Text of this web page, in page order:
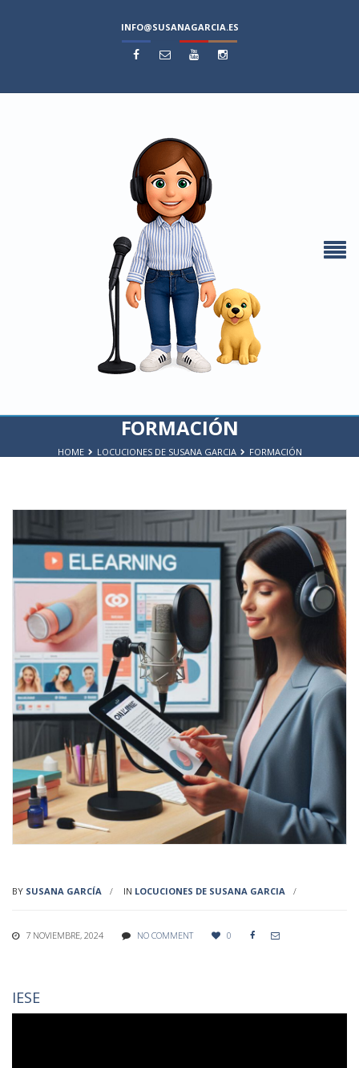
INFO@SUSANAGARCIA.ES
   
FORMACIÓN
HOME LOCUCIONES DE SUSANA GARCIA FORMACIÓN
BY SUSANA GARCÍA IN LOCUCIONES DE SUSANA GARCIA
7 NOVIEMBRE, 2024 NO COMMENT 0  
IESE